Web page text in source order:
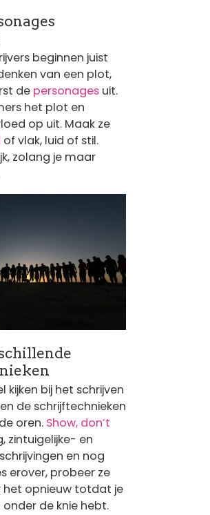
beginnen juist
van een plot,
de personages uit.
het plot en
op uit. Maak ze
of vlak, luid of stil.
zolang je maar
kijken bij het schrijven
de schrijftechnieken
oren. Show, don’t
zintuigelijke- en
en nog
erover, probeer ze
het opnieuw totdat je
de knie hebt.